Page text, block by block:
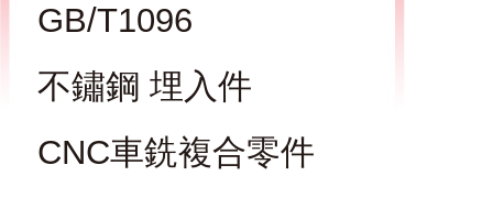
GB/T1096
不鏽鋼 埋入件
CNC車銑複合零件